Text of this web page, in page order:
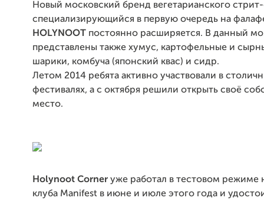
Новый московский бренд вегетарианского
специализирующийся в первую очередь на
HOLYNOOT постоянно расширяется. В данный
представлены также хумус, картофельные и
шарики, комбуча (японский квас) и сидр.
Летом 2014 ребята активно участвовали в
фестивалях, а с октября решили открыть своё
место.
Holynoot Corner уже работал в тестовом режиме
клуба Manifest в июне и июле этого года и